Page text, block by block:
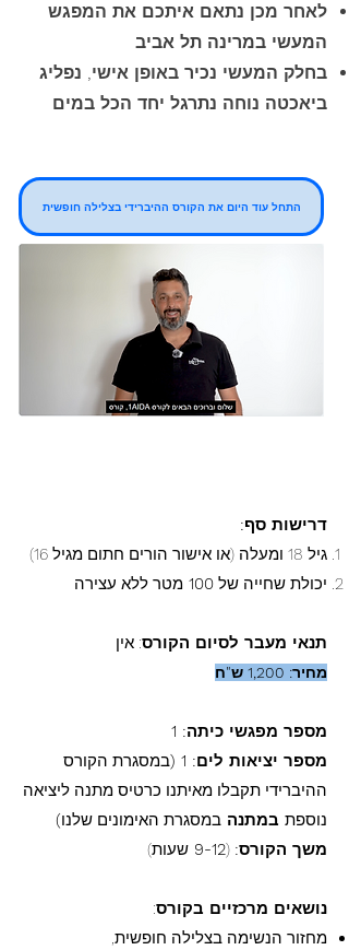
לאחר מכן נתאם איתכם את המפגש
המעשי במרינה תל אביב
בחלק המעשי נכיר באופן אישי, נפליג
ביאכטה נוחה נתרגל יחד הכל במים
דרישות סף:
גיל 18 ומעלה (או אישור הורים חתום מגיל 16)
יכולת שחייה של 100 מטר ללא עצירה
תנאי מעבר לסיום הקורס: אין
מחיר: 1,200 ש"ח
מספר מפגשי כיתה: 1
מספר יציאות לים: 1 (
במסגרת הקורס
ההיברידי תקבלו מאיתנו כרטיס מתנה ליציאה
נוספת במתנה במסגרת האימונים שלנו)
משך הקורס: (
9-12 שעות)
נושאים מרכזיים בקורס:
מחזור הנשימה בצלילה חופשית,
התחל עוד היום את הקורס ההיברידי בצלילה חופשית